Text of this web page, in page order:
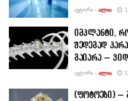
ᲐᲕᲢᲝᲠᲘ - ᲐᲚᲘᲐ
იმპლანტი,
შედეგად
გაიარა –
ᲐᲕᲢᲝᲠᲘ - ᲐᲚᲘᲐ
(ფოტოები) –